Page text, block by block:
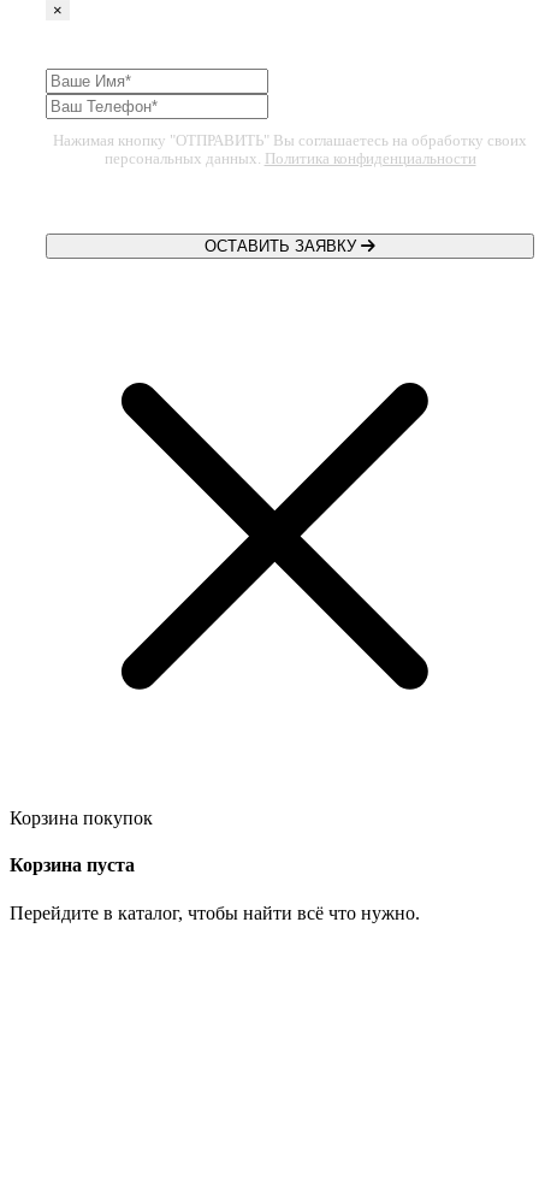
×
Нажимая кнопку "ОТПРАВИТЬ" Вы соглашаетесь на обработку своих
персональных данных. Политика конфиденциальности
ОСТАВИТЬ ЗАЯВКУ
Корзина покупок
Корзина пуста
Перейдите в каталог, чтобы найти всё что нужно.